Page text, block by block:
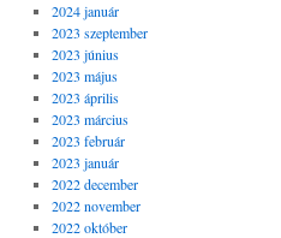
2024 január
2023 szeptember
2023 június
2023 május
2023 április
2023 március
2023 február
2023 január
2022 december
2022 november
2022 október